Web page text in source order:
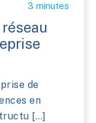
3 minutes
de
en
[...]